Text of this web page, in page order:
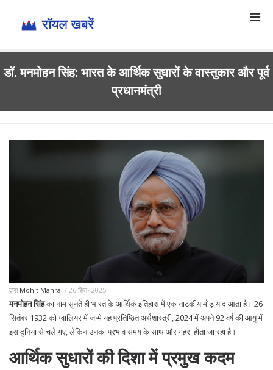
डॉ. मनमोहन सिंह: भारत के आर्थिक सुधारों के वास्तुकार और पूर्व
प्रधानमंत्री
द्वारा Mohit Manral / 26 सित॰ 2025
मनमोहन सिंहका नाम सुनते ही भारत के आर्थिक इतिहास में एक नाटकीय मोड़ याद आता है। 26
सितंबर 1932 को ग्वालियर में जन्मे यह प्रतिष्ठित अर्थशास्त्री, 2024 में अपने 92 वर्ष की आयु में
इस दुनिया से चले गए, लेकिन उनका प्रभाव समय के साथ और गहरा होता जा रहा है।
आर्थिक सुधारों की दिशा में प्रमुख कदम